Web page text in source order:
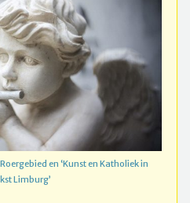
en ‘Kunst en Katholiek in
Limburg’